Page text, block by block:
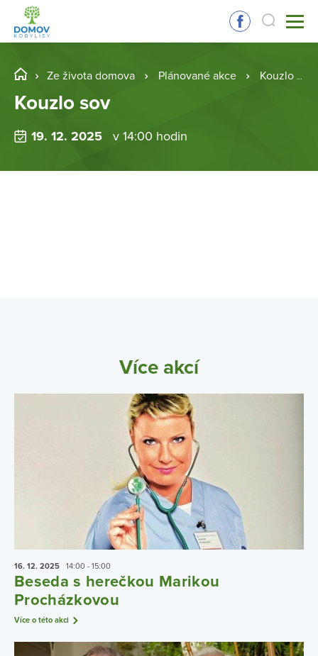
Ze života domova Plánované akce Kouzlo sov
Kouzlo sov
19. 12. 2025 v 14:00 hodin
Více akcí
16. 12. 2025 14:00 - 15:00
Beseda s herečkou Marikou
Procházkovou
Více o této akci